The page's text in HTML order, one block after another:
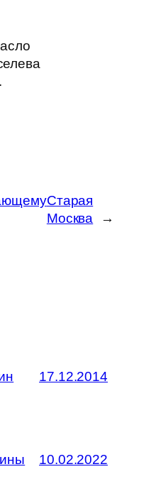
Старая
Москва
→
17.12.2014
10.02.2022